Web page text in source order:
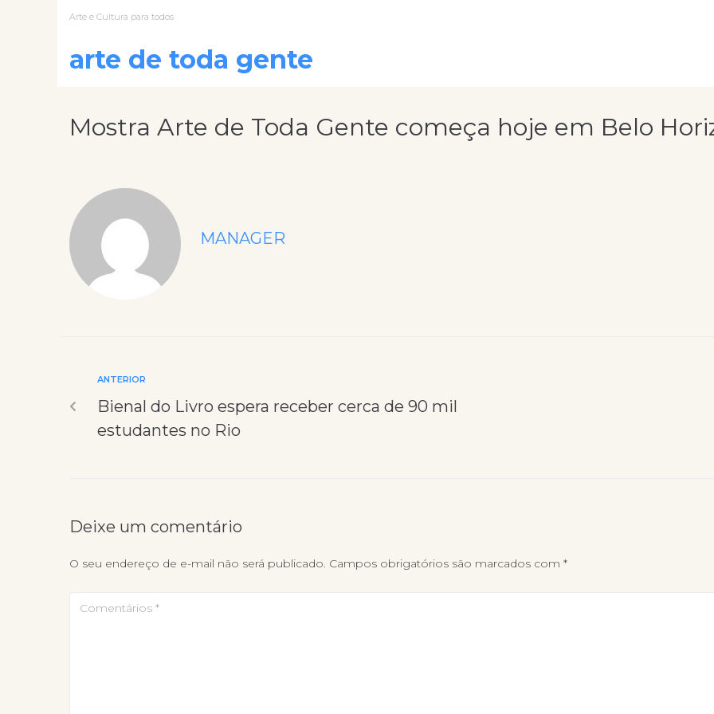
Arte e Cultura para todos
arte de toda gente
Mostra Arte de Toda Gente começa hoje em Belo
MANAGER
ANTERIOR
Bienal do Livro espera receber cerca de 90 mil
estudantes no Rio
Deixe um comentário
O seu endereço de e-mail não será publicado. Campos obrigatórios são marcados com *